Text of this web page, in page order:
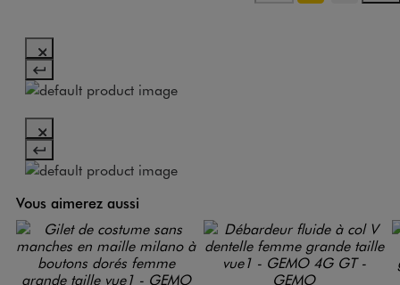
Vous aimerez aussi